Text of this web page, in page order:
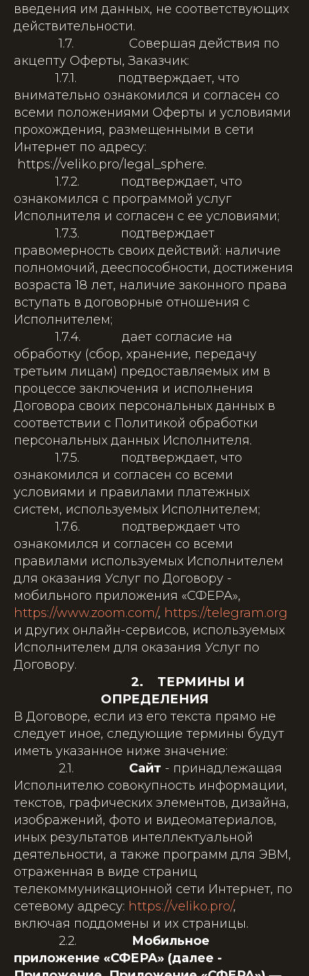
введения им данных, не соответствующих
действительности.
1.7. Совершая действия по
акцепту Оферты, Заказчик:
1.7.1. подтверждает, что
внимательно ознакомился и согласен со
всеми положениями Оферты и условиями
прохождения, размещенными в сети
Интернет по адресу:
https://veliko.pro/legal_sphere.
1.7.2. подтверждает, что
ознакомился с программой услуг
Исполнителя и согласен с ее условиями;
1.7.3. подтверждает
правомерность своих действий: наличие
полномочий, дееспособности, достижения
возраста 18 лет, наличие законного права
вступать в договорные отношения с
Исполнителем;
1.7.4. дает согласие на
обработку (сбор, хранение, передачу
третьим лицам) предоставляемых им в
процессе заключения и исполнения
Договора своих персональных данных в
соответствии с Политикой обработки
персональных данных Исполнителя.
1.7.5. подтверждает, что
ознакомился и согласен со всеми
условиями и правилами платежных
систем, используемых Исполнителем;
1.7.6. подтверждает что
ознакомился и согласен со всеми
правилами используемых Исполнителем
для оказания Услуг по Договору -
мобильного приложения «СФЕРА»,
https://www.zoom.com/, https://telegram.org
и других онлайн-сервисов, используемых
Исполнителем для оказания Услуг по
Договору.
2. ТЕРМИНЫ И
ОПРЕДЕЛЕНИЯ
В Договоре, если из его текста прямо не
следует иное, следующие термины будут
иметь указанное ниже значение:
2.1. Сайт - принадлежащая
Исполнителю совокупность информации,
текстов, графических элементов, дизайна,
изображений, фото и видеоматериалов,
иных результатов интеллектуальной
деятельности, а также программ для ЭВМ,
отраженная в виде страниц
телекоммуникационной сети Интернет, по
сетевому адресу: https://veliko.pro/,
включая поддомены и их страницы.
2.2. Мобильное
приложение «СФЕРА» (далее -